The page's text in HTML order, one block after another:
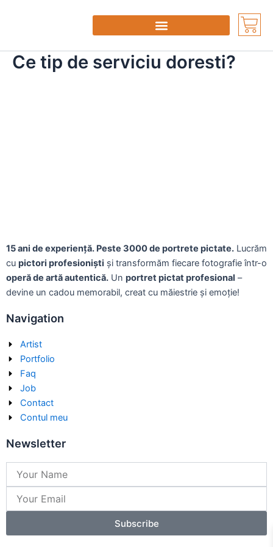
Ce tip de serviciu doresti?
15 ani de experiență. Peste 3000 de portrete pictate. Lucrăm
cu pictori profesioniști și transformăm fiecare fotografie într-o
operă de artă autentică. Un portret pictat profesional –
devine un cadou memorabil, creat cu măiestrie și emoție!
Navigation
Artist
Portfolio
Faq
Job
Contact
Contul meu
Newsletter
Subscribe